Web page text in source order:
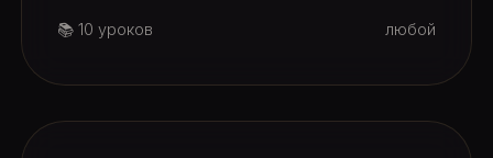
📚 10 уроков любой